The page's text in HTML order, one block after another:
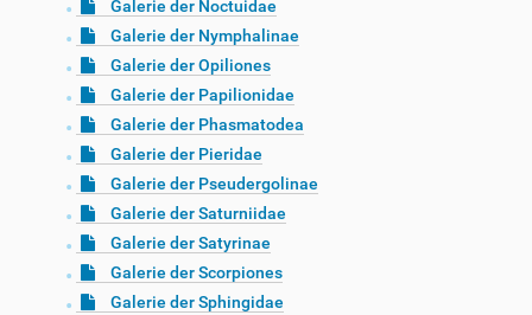
Galerie der Noctuidae
Galerie der Nymphalinae
Galerie der Opiliones
Galerie der Papilionidae
Galerie der Phasmatodea
Galerie der Pieridae
Galerie der Pseudergolinae
Galerie der Saturniidae
Galerie der Satyrinae
Galerie der Scorpiones
Galerie der Sphingidae